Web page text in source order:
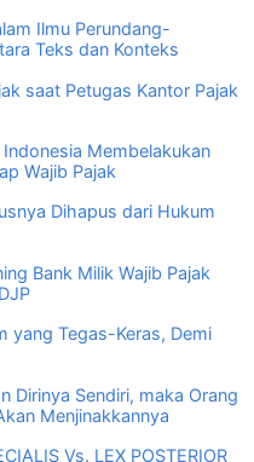
Ilmu Perundang-
Teks dan Konteks
saat Petugas Kantor Pajak
Membelakukan
Wajib Pajak
Dihapus dari Hukum
Bank Milik Wajib Pajak
yang Tegas-Keras, Demi
Dirinya Sendiri, maka Orang
Menjinakkannya
Vs. LEX POSTERIOR